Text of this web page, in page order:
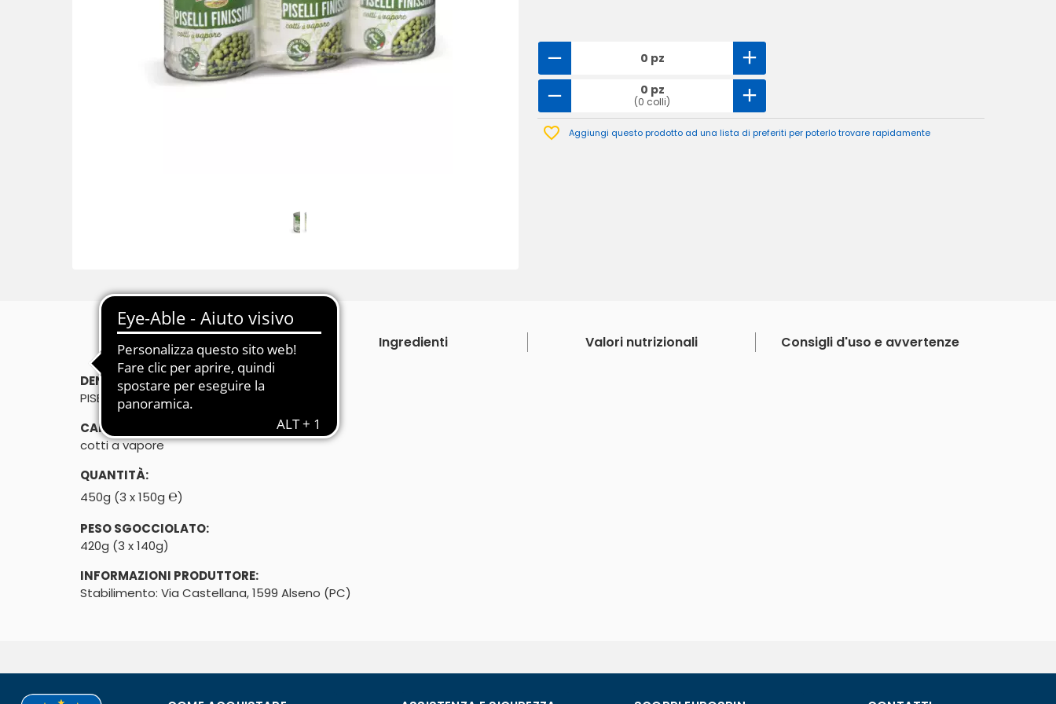
0 pz
0 pz
(0 colli)
Aggiungi questo prodotto ad una lista di preferiti per poterlo trovare rapidamente
Descrizione Ingredienti Valori nutrizionali Consigli d'uso e avvertenze
DENOMINAZIONE DI VENDITA:
PISELLI FINISSIMI SOTTOVUOTO
CARATTERISTICHE:
cotti a vapore
QUANTITÀ:
450g (3 x 150g ℮)
PESO SGOCCIOLATO:
420g (3 x 140g)
INFORMAZIONI PRODUTTORE:
Stabilimento: Via Castellana, 1599 Alseno (PC)